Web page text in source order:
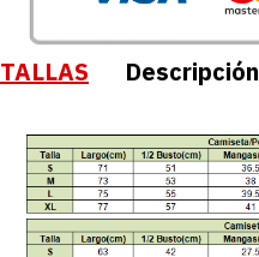
TALLAS Descripción